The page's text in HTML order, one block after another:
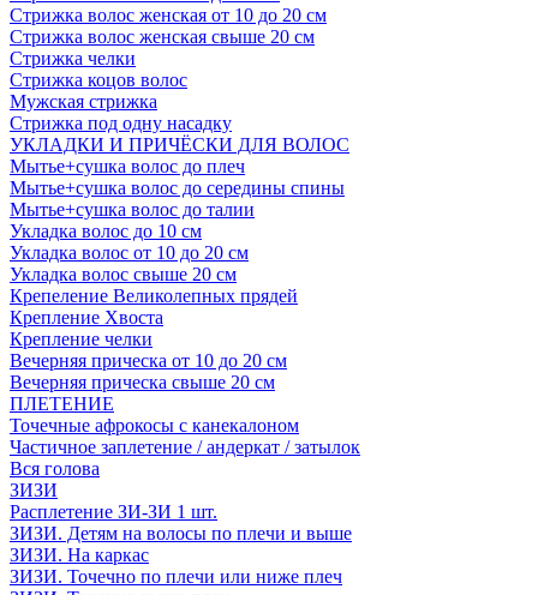
Стрижка волос женская от 10 до 20 см
Стрижка волос женская свыше 20 см
Стрижка челки
Стрижка коцов волос
Мужская стрижка
Стрижка под одну насадку
УКЛАДКИ И ПРИЧЁСКИ ДЛЯ ВОЛОС
Мытье+сушка волос до плеч
Мытье+сушка волос до середины спины
Мытье+сушка волос до талии
Укладка волос до 10 см
Укладка волос от 10 до 20 см
Укладка волос свыше 20 см
Крепеление Великолепных прядей
Крепление Хвоста
Крепление челки
Вечерняя прическа от 10 до 20 см
Вечерняя прическа свыше 20 см
ПЛЕТЕНИЕ
Точечные афрокосы с канекалоном
Частичное заплетение / андеркат / затылок
Вся голова
ЗИЗИ
Расплетение ЗИ-ЗИ 1 шт.
ЗИЗИ. Детям на волосы по плечи и выше
ЗИЗИ. На каркас
ЗИЗИ. Точечно по плечи или ниже плеч